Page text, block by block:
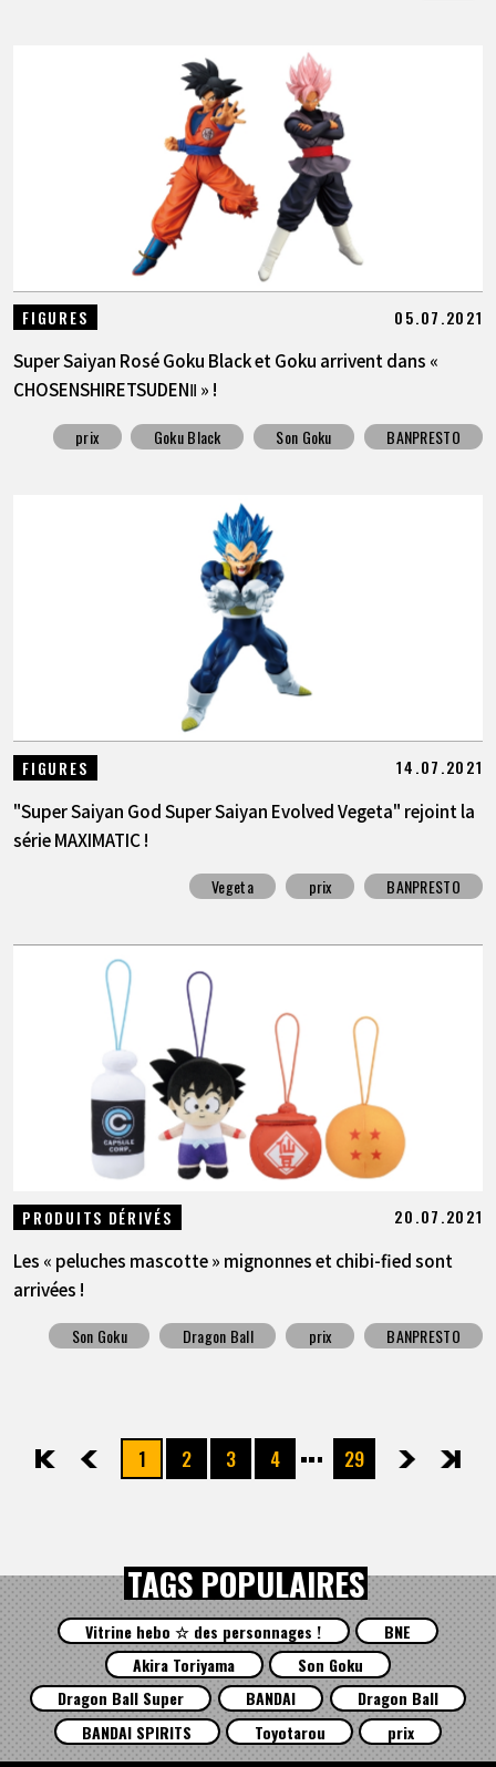
FIGURES 05.07.2021
Super Saiyan Rosé Goku Black et Goku arrivent dans «
CHOSENSHIRETSUDENⅡ » !
prix Goku Black Son Goku BANPRESTO
FIGURES 14.07.2021
"Super Saiyan God Super Saiyan Evolved Vegeta" rejoint la
série MAXIMATIC !
Vegeta prix BANPRESTO
PRODUITS DÉRIVÉS 20.07.2021
Les « peluches mascotte » mignonnes et chibi-fied sont
arrivées !
Son Goku Dragon Ball prix BANPRESTO
先頭 前へ1 2 3 4 29次へ最後
TAGS POPULAIRES
Vitrine hebo ☆ des personnages !
BNE
Akira Toriyama
Son Goku
Dragon Ball Super
BANDAI
Dragon Ball
BANDAI SPIRITS
Toyotarou prix